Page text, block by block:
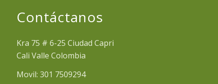
Contáctanos
Kra 75 # 6-25 Ciudad Capri
Cali Valle Colombia
Movil: 301 7509294